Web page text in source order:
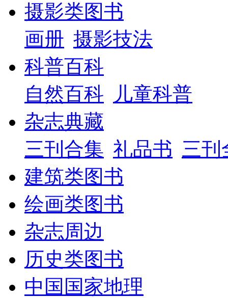
摄影类图书
画册 摄影技法
科普百科
自然百科
儿童科普
杂志典藏
三刊合集 礼品书 三刊
建筑类图书
绘画类图书
杂志周边
历史类图书
中国国家地理